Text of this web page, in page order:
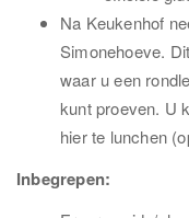
Na Keukenhof
Simonehoeve.
waar u een
kunt proeven. U
hier te lunchen
Inbegrepen: